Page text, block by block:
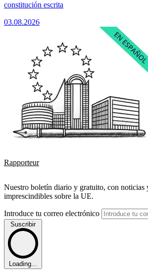
constitución escrita
03.08.2026
Rapporteur
Nuestro boletín diario y gratuito, con noticias
imprescindibles sobre la UE.
Introduce tu correo electrónico
Suscribir
Loading...